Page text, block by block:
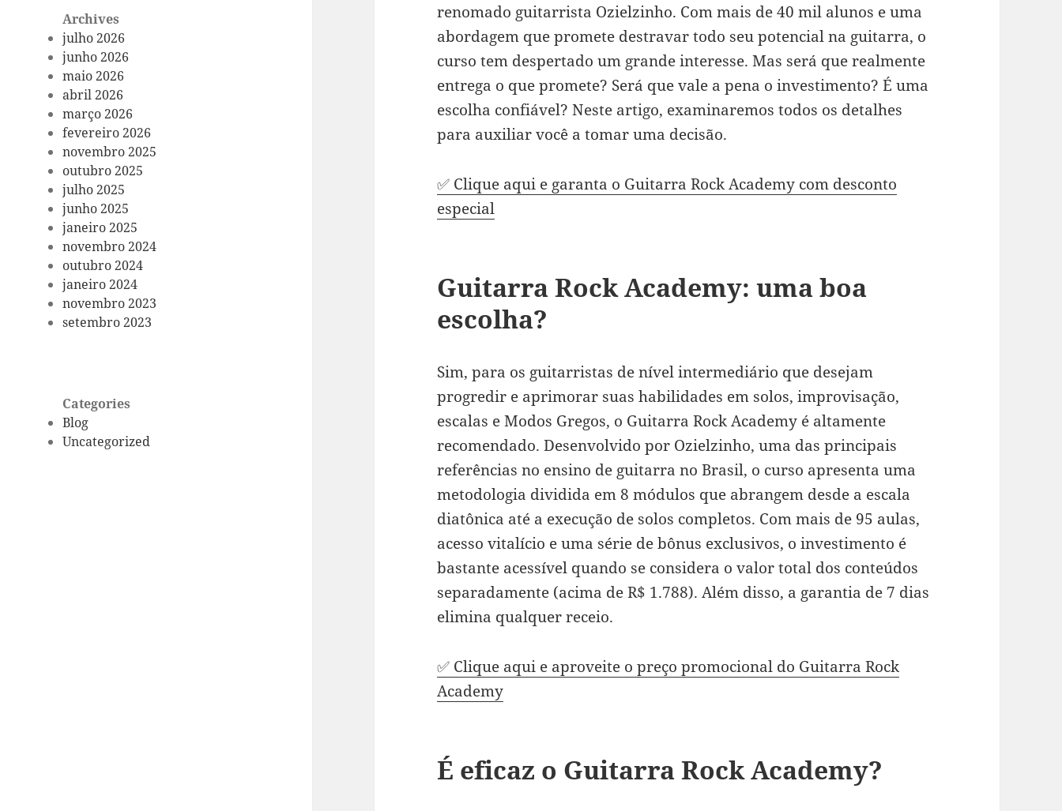
Archives
julho 2026
junho 2026
maio 2026
abril 2026
março 2026
fevereiro 2026
novembro 2025
outubro 2025
julho 2025
junho 2025
janeiro 2025
novembro 2024
outubro 2024
janeiro 2024
novembro 2023
setembro 2023
Categories
Blog
Uncategorized
renomado guitarrista Ozielzinho. Com mais de 40 mil alunos e uma
abordagem que promete destravar todo seu potencial na guitarra, o
curso tem despertado um grande interesse. Mas será que realmente
entrega o que promete? Será que vale a pena o investimento? É uma
escolha confiável? Neste artigo, examinaremos todos os detalhes
para auxiliar você a tomar uma decisão.
✅ Clique aqui e garanta o Guitarra Rock Academy com desconto
especial
Guitarra Rock Academy: uma boa
escolha?
Sim, para os guitarristas de nível intermediário que desejam
progredir e aprimorar suas habilidades em solos, improvisação,
escalas e Modos Gregos, o Guitarra Rock Academy é altamente
recomendado. Desenvolvido por Ozielzinho, uma das principais
referências no ensino de guitarra no Brasil, o curso apresenta uma
metodologia dividida em 8 módulos que abrangem desde a escala
diatônica até a execução de solos completos. Com mais de 95 aulas,
acesso vitalício e uma série de bônus exclusivos, o investimento é
bastante acessível quando se considera o valor total dos conteúdos
separadamente (acima de R$ 1.788). Além disso, a garantia de 7 dias
elimina qualquer receio.
✅ Clique aqui e aproveite o preço promocional do Guitarra Rock
Academy
É eficaz o Guitarra Rock Academy?